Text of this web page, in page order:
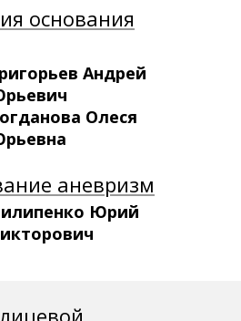
основания
Андрей
Олеся
аневризм
Юрий